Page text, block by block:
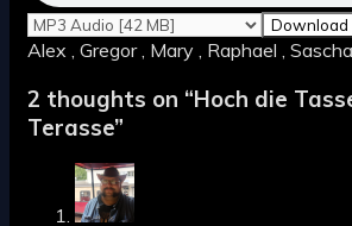
Download
Alex , Gregor , Mary , Raphael ,
2 thoughts on “Hoch die
Terasse”